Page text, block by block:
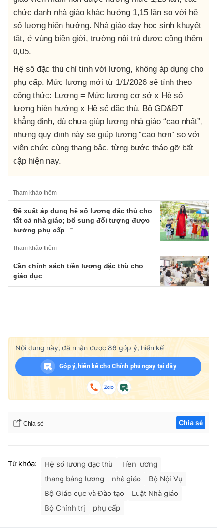
chức danh nhà giáo khác hưởng 1,15 lần so với hệ
số lương hiện hưởng. Nhà giáo dạy học sinh khuyết
tật, ở vùng biên giới, trường nội trú được cộng thêm
0,05.
Hệ số đặc thù chỉ tính với lương, không áp dụng cho
phụ cấp. Mức lương mới từ 1/1/2026 sẽ tính theo
công thức: Lương = Mức lương cơ sở x Hệ số
lương hiện hưởng x Hệ số đặc thù. Bộ GD&ĐT
khẳng định, dù chưa giúp lương nhà giáo “cao nhất”,
nhưng quy định này sẽ giúp lương “cao hơn” so với
viên chức cùng thang bậc, từng bước tháo gỡ bất
cập hiện nay.
Tham khảo thêm
Đề xuất áp dụng hệ số lương đặc thù cho
tất cả nhà giáo; bổ sung đối tượng được
hưởng phụ cấp
Tham khảo thêm
Cần chính sách tiền lương đặc thù cho
giáo dục
Nội dung này, đã nhận được 86 góp ý, hiến kế
Góp ý, hiến kế cho Chính phủ ngay tại đây
Chia sẻ Chia sẻ
Từ khóa: Hệ số lương đặc thù
Tiền lương
thang bảng lương
nhà giáo
Bộ Nội Vụ
Bộ Giáo dục và Đào tạo
Luật Nhà giáo
Bộ Chính trị
phụ cấp